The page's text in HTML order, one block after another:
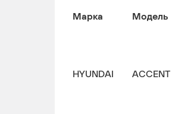
Марка Модель
HYUNDAI ACCENT